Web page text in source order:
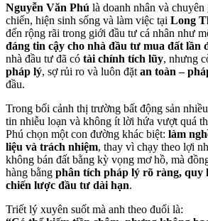
Nguyễn Văn Phú là doanh nhân và
chiến, hiện sinh sống và làm việc tại Long
đến rộng rãi trong giới đầu tư cá nhân như
đáng tin cậy cho nhà đầu tư mua đất lần
nhà đầu tư đã có tài chính tích lũy, nhưng
pháp lý, sợ rủi ro và luôn đặt an toàn –
đầu.
Trong bối cảnh thị trường bất động sản
tin nhiễu loạn và không ít lời hứa vượt quá
Phú chọn một con đường khác biệt: làm
liệu và trách nhiệm, thay vì chạy theo lợi
không bán đất bằng kỳ vọng mơ hồ, mà
hàng bằng phân tích pháp lý rõ ràng, quy
chiến lược đầu tư dài hạn.
Triết lý xuyên suốt mà anh theo đuổi là: